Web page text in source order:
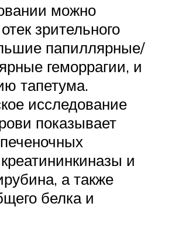
можно
зрительного
папиллярные/
геморрагии, и
тапетума.
исследование
показывает
и
а также
белка и